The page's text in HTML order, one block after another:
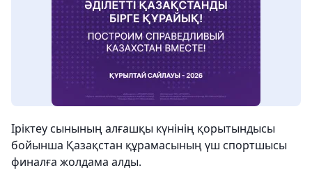
Іріктеу сынының алғашқы күнінің қорытындысы
бойынша Қазақстан құрамасының үш спортшысы
финалға жолдама алды.